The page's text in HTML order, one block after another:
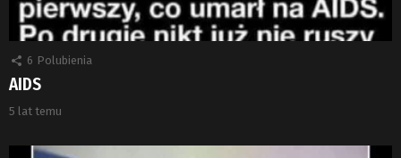
6 Polubienia
AIDS
5 lat temu